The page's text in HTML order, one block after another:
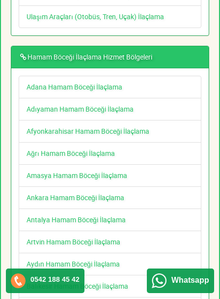
Ulaşım Araçları (Otobüs, Tren, Uçak) İlaçlama
Hamam Böceği İlaçlama Hizmet Bölgeleri
Adana Hamam Böceği İlaçlama
Adıyaman Hamam Böceği İlaçlama
Afyonkarahisar Hamam Böceği İlaçlama
Ağrı Hamam Böceği İlaçlama
Amasya Hamam Böceği İlaçlama
Ankara Hamam Böceği İlaçlama
Antalya Hamam Böceği İlaçlama
Artvin Hamam Böceği İlaçlama
Aydın Hamam Böceği İlaçlama
Balıkesir Hamam Böceği İlaçlama
0542 188 45 42 Whatsapp